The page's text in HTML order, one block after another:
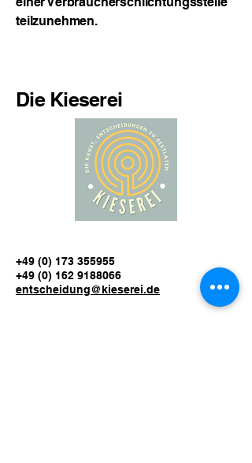
teilzunehmen.
Die Kieserei
+49 (0) 173 355955
+49 (0) 162 9188066
entscheidung@kieserei.de